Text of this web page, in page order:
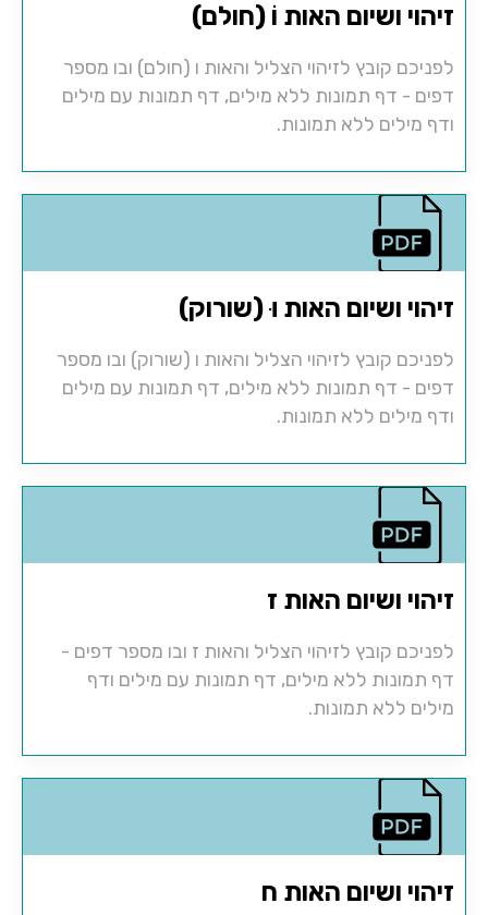
זיהוי ושיום האות וֹ (חולם)
לפניכם קובץ לזיהוי הצליל והאות ו (חולם) ובו מספר
דפים - דף תמונות ללא מילים, דף תמונות עם מילים
ודף מילים ללא תמונות.
זיהוי ושיום האות וּ (שורוק)
לפניכם קובץ לזיהוי הצליל והאות ו (שורוק) ובו מספר
דפים - דף תמונות ללא מילים, דף תמונות עם מילים
ודף מילים ללא תמונות.
זיהוי ושיום האות ז
לפניכם קובץ לזיהוי הצליל והאות ז ובו מספר דפים -
דף תמונות ללא מילים, דף תמונות עם מילים ודף
מילים ללא תמונות.
זיהוי ושיום האות ח